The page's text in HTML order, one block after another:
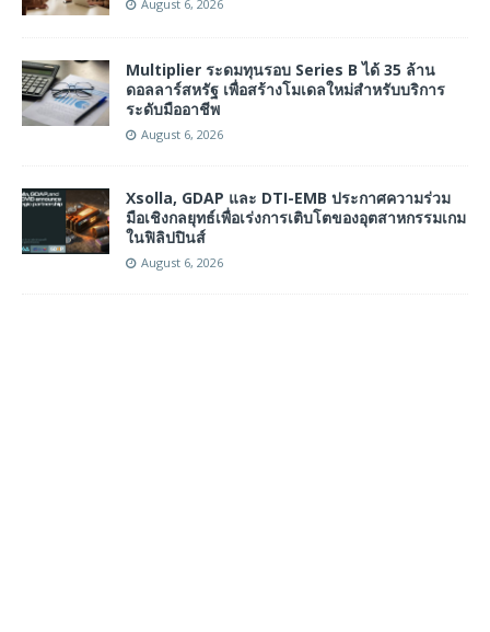
August 6, 2026
Multiplier ระดมทุนรอบ Series B ได้ 35 ล้าน
ดอลลาร์สหรัฐ เพื่อสร้างโมเดลใหม่สำหรับบริการ
ระดับมืออาชีพ
August 6, 2026
Xsolla, GDAP และ DTI-EMB ประกาศความร่วม
มือเชิงกลยุทธ์เพื่อเร่งการเติบโตของอุตสาหกรรมเกม
ในฟิลิปปินส์
August 6, 2026